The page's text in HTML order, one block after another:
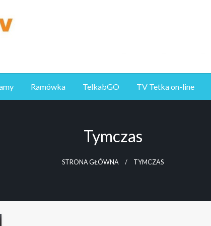
Ramówka TelkabGO TV Tetka on-line
Tymczas
STRONA GŁÓWNA TYMCZAS